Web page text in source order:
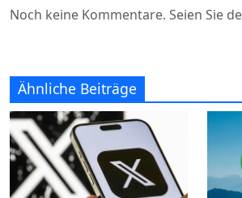
Noch keine Kommentare. Seien Sie
Ähnliche Beiträge